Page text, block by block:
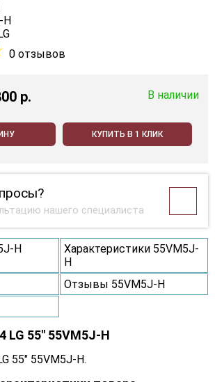
LG
0 отзывов
p. В наличии
КУПИТЬ В 1 КЛИК
нашего специалиста
H
Характеристики 55VM5J-
H
Отзывы 55VM5J-H
LG 55" 55VM5J-H
55" 55VM5J-H.